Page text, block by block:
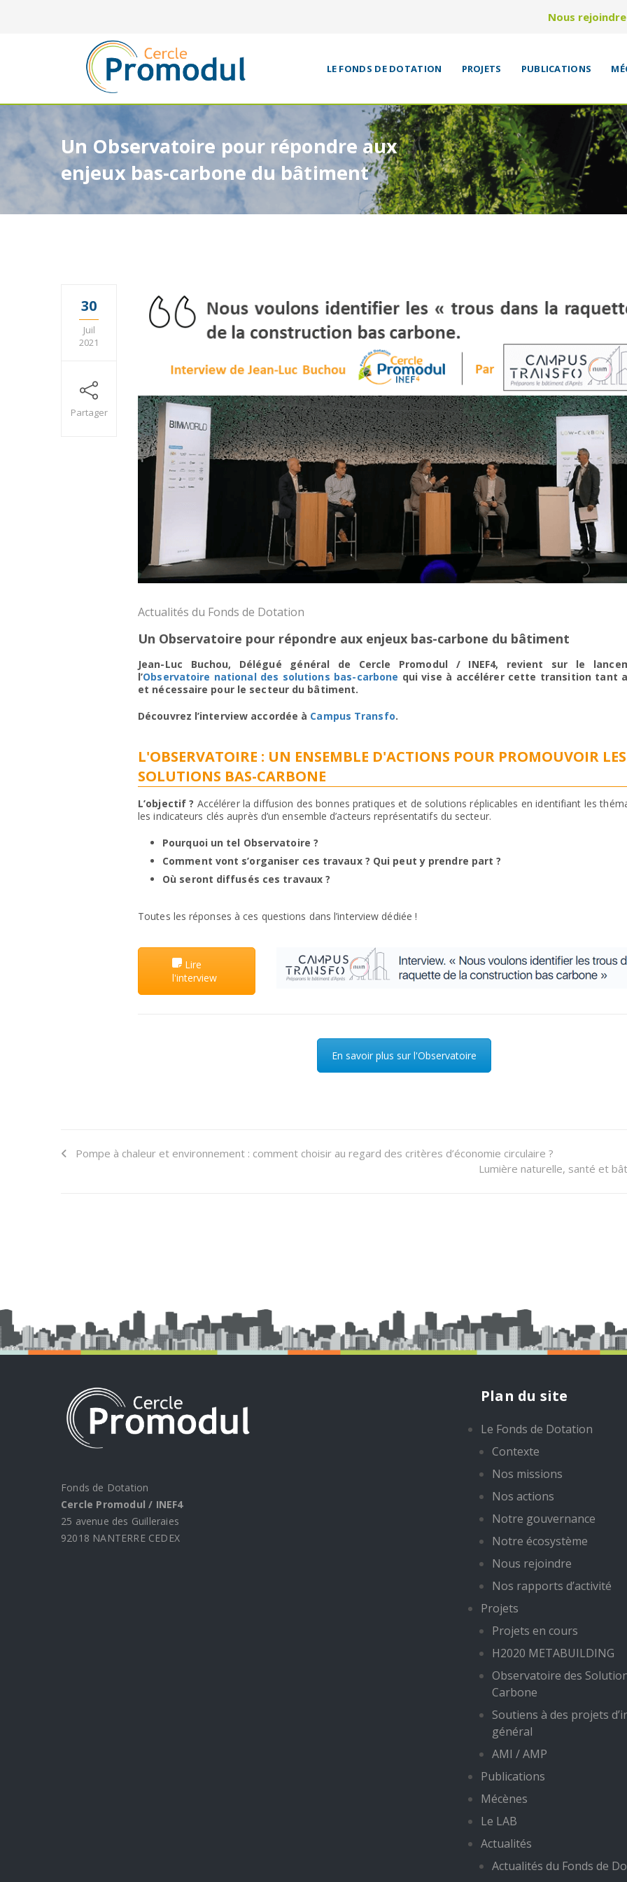
Nous rejoindre
LE FONDS DE DOTATION PROJETS PUBLICATIONS
Un Observatoire pour répondre aux
enjeux bas-carbone du bâtiment
30
Juil
2021
Partager
Actualités du Fonds de Dotation
Un Observatoire pour répondre aux enjeux bas-carbone du bâtiment
Jean-Luc Buchou, Délégué général de Cercle Promodul / INEF4, revient sur le
l’Observatoire national des solutions bas-carbone qui vise à accélérer cette transition tant
et nécessaire pour le secteur du bâtiment.
Découvrez l’interview accordée à Campus Transfo.
L'OBSERVATOIRE : UN ENSEMBLE D'ACTIONS POUR PROMOUVOIR LES
SOLUTIONS BAS-CARBONE
L’objectif ? Accélérer la diffusion des bonnes pratiques et de solutions réplicables en identifiant les
les indicateurs clés auprès d’un ensemble d’acteurs représentatifs du secteur.
Pourquoi un tel Observatoire ?
Comment vont s’organiser ces travaux ? Qui peut y prendre part ?
Où seront diffusés ces travaux ?
Toutes les réponses à ces questions dans l’interview dédiée !
Lire
l'interview
En savoir plus sur l'Observatoire
Pompe à chaleur et environnement : comment choisir au regard des critères d’économie circulaire ?
Lumière naturelle, santé et
Fonds de Dotation
Cercle Promodul / INEF4
25 avenue des Guilleraies
92018 NANTERRE CEDEX
Plan du site
Le Fonds de Dotation
Contexte
Nos missions
Nos actions
Notre gouvernance
Notre écosystème
Nous rejoindre
Nos rapports d’activité
Projets
Projets en cours
H2020 METABUILDING
Observatoire des
Carbone
Soutiens à des projets
général
AMI / AMP
Publications
Mécènes
Le LAB
Actualités
Actualités du Fonds de